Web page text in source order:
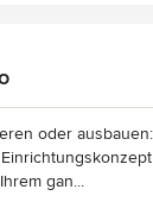
oder
gan...